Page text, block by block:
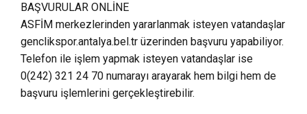
BAŞVURULAR ONLİNE
ASFİM merkezlerinden yararlanmak isteyen vatandaşlar
genclikspor.antalya.bel.tr üzerinden başvuru yapabiliyor.
Telefon ile işlem yapmak isteyen vatandaşlar ise
0(242) 321 24 70 numarayı arayarak hem bilgi hem de
başvuru işlemlerini gerçekleştirebilir.